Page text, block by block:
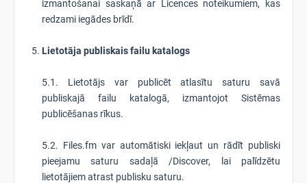
izmantošanai saskaņā ar Licences noteikumiem, kas
redzami iegādes brīdī.
Lietotāja publiskais failu katalogs
5.1. Lietotājs var publicēt atlasītu saturu savā
publiskajā failu katalogā, izmantojot Sistēmas
publicēšanas rīkus.
5.2. Files.fm var automātiski iekļaut un rādīt publiski
pieejamu saturu sadaļā /Discover, lai palīdzētu
lietotājiem atrast publisku saturu.